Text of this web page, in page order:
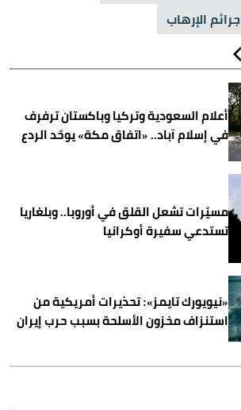
جرائم الإرهاب
أعلام السعودية وتركيا وباكستان ترفرف
في إسلام آباد.. «اتفاق مكة» يوحّد الردع
مسيّرات تشعل القلق في أوروبا.. وبلغاريا
تستدعي سفيرة أوكرانيا
«نيويورك تايمز»: تحذيرات أمريكية من
استنزاف مخزون الأسلحة بسبب حرب إيران